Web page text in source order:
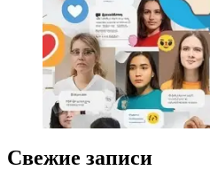
Свежие записи